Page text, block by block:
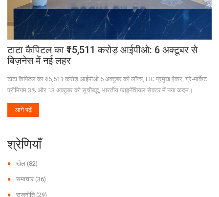
टाटा कैपिटल का ₹15,511 करोड़ आईपीओ: 6 अक्टूबर से
बिज़नेस में नई लहर
टाटा कैपिटल का ₹15,511 करोड़ आईपीओ 6 अक्टूबर को लॉन्च, LIC प्रमुख ऐंकर, ग्रे‑मार्केट
प्रीमियम 3% और 13 अक्टूबर को सूचीबद्ध, भारतीय फाइनेंशियल सेक्टर में नया कदम।
आगे पढ़ें
श्रेणियाँ
खेल (82)
समाचार (36)
राजनीति (29)